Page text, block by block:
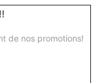
de nos promotions!